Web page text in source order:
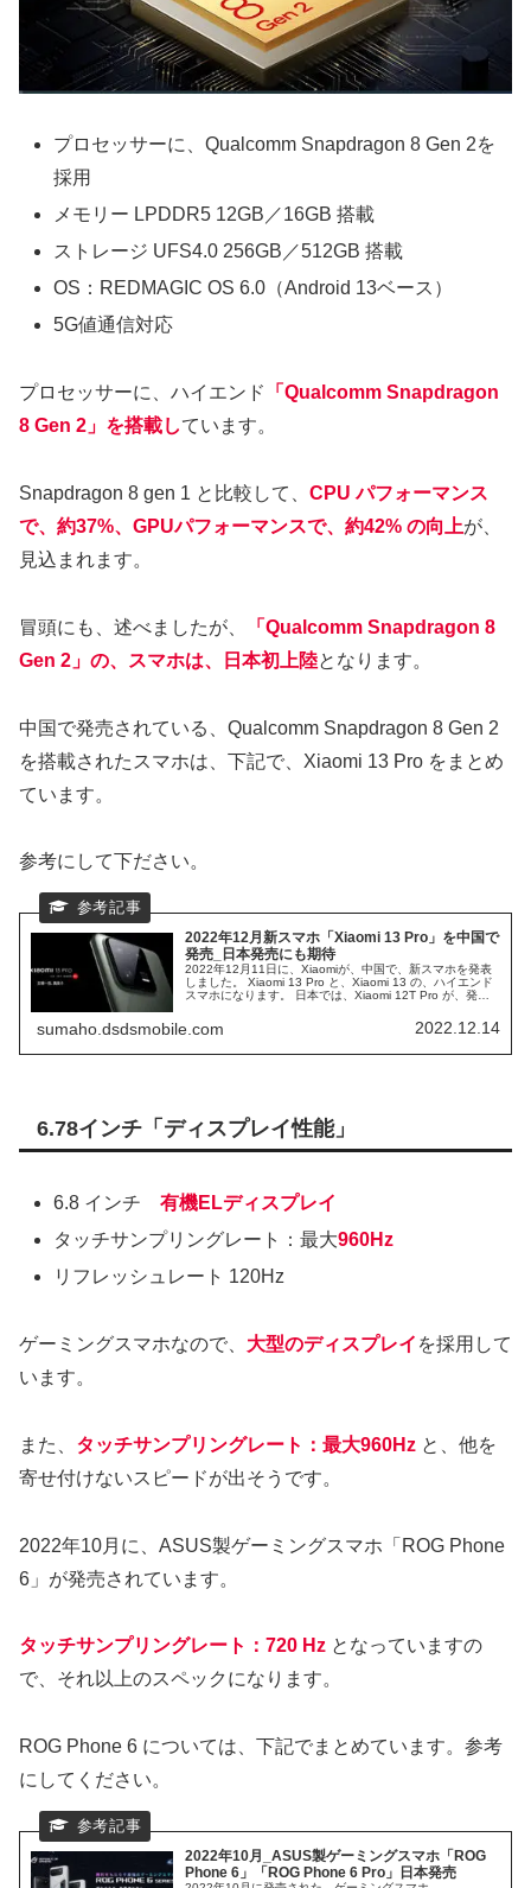
プロセッサーに、Qualcomm Snapdragon 8 Gen 2を
採用
メモリー LPDDR5 12GB／16GB 搭載
ストレージ UFS4.0 256GB／512GB 搭載
OS：REDMAGIC OS 6.0（Android 13ベース）
5G値通信対応
プロセッサーに、ハイエンド
「Qualcomm Snapdragon
8 Gen 2」を搭載しています。
Snapdragon 8 gen 1 と比較して、 CPU パフォーマンス
で、約37%、GPUパフォーマンスで、約42% の向上が、
見込まれます。
冒頭にも、述べましたが、
「Qualcomm Snapdragon 8
Gen 2」の、スマホは、日本初上陸となります。
中国で発売されている、Qualcomm Snapdragon 8 Gen 2
を搭載されたスマホは、下記で、Xiaomi 13 Pro をまとめ
ています。
参考にして下ださい。
2022年12月新スマホ「Xiaomi 13 Pro」を中国で
発売_日本発売にも期待
2022年12月11日に、Xiaomiが、中国で、新スマホを発表
しました。 Xiaomi 13 Pro と、Xiaomi 13 の、ハイエンド
スマホになります。 日本では、Xiaomi 12T Pro が、発表
sumaho.dsdsmobile.com 2022.12.14
6.78インチ「ディスプレイ性能」
6.8 インチ有機ELディスプレイ
タッチサンプリングレート：最大960Hz
リフレッシュレート 120Hz
ゲーミングスマホなので、 大型のディスプレイ を採用して
います。
また、 タッチサンプリングレート：最大960Hz と、他を
寄せ付けないスピードが出そうです。
2022年10月に、ASUS製ゲーミングスマホ「ROG Phone
6」が発売されています。
タッチサンプリングレート：720 Hz となっていますの
で、それ以上のスペックになります。
ROG Phone 6 については、下記でまとめています。参考
にしてください。
2022年10月_ASUS製ゲーミングスマホ「ROG
Phone 6」「ROG Phone 6 Pro」日本発売